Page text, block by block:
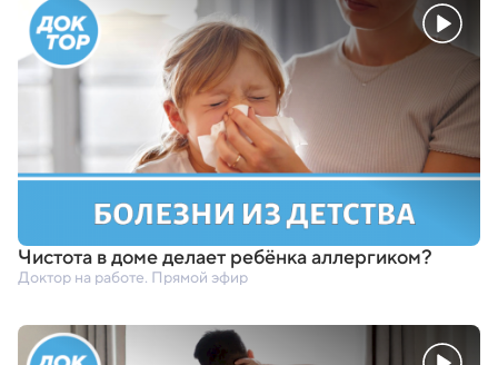
Чистота в доме делает ребёнка аллергиком?
Доктор на работе. Прямой эфир